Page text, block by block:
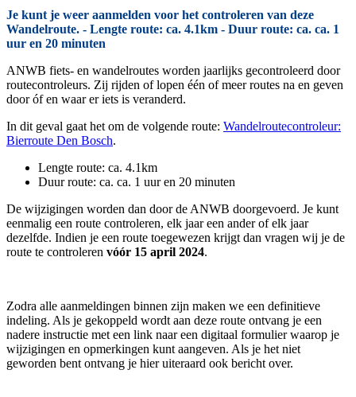
Je kunt je weer aanmelden voor het controleren van deze
Wandelroute. - Lengte route: ca. 4.1km - Duur route: ca. ca. 1
uur en 20 minuten
ANWB fiets- en wandelroutes worden jaarlijks gecontroleerd door
routecontroleurs. Zij rijden of lopen één of meer routes na en geven
door óf en waar er iets is veranderd.
In dit geval gaat het om de volgende route: Wandelroutecontroleur:
Bierroute Den Bosch.
Lengte route: ca. 4.1km
Duur route: ca. ca. 1 uur en 20 minuten
De wijzigingen worden dan door de ANWB doorgevoerd. Je kunt
eenmalig een route controleren, elk jaar een ander of elk jaar
dezelfde. Indien je een route toegewezen krijgt dan vragen wij je de
route te controleren vóór 15 april 2024.
Zodra alle aanmeldingen binnen zijn maken we een definitieve
indeling. Als je gekoppeld wordt aan deze route ontvang je een
nadere instructie met een link naar een digitaal formulier waarop je
wijzigingen en opmerkingen kunt aangeven. Als je het niet
geworden bent ontvang je hier uiteraard ook bericht over.